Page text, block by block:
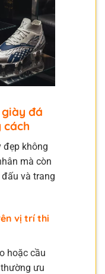
đá
cách
đẹp không
mà còn
và trang
vị trí thi
hoặc cầu
ưu